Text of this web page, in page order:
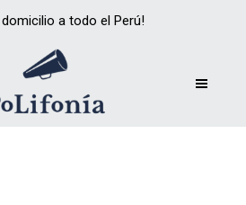
domicilio a todo el Perú!